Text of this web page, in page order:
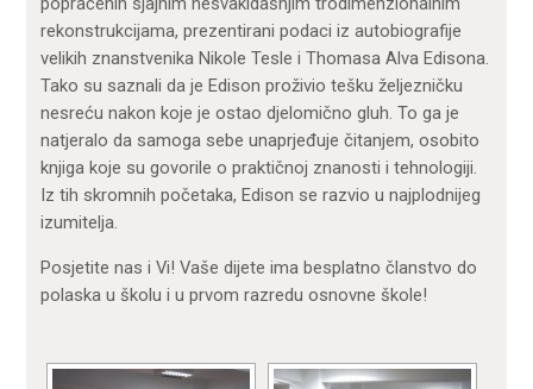
rekonstrukcijama, prezentirani podaci iz autobiografije
velikih znanstvenika Nikole Tesle i Thomasa Alva Edisona.
Tako su saznali da je Edison proživio tešku željezničku
nesreću nakon koje je ostao djelomično gluh. To ga je
natjeralo da samoga sebe unaprjeđuje čitanjem, osobito
knjiga koje su govorile o praktičnoj znanosti i tehnologiji.
Iz tih skromnih početaka, Edison se razvio u najplodnijeg
izumitelja.
Posjetite nas i Vi! Vaše dijete ima besplatno članstvo do
polaska u školu i u prvom razredu osnovne škole!